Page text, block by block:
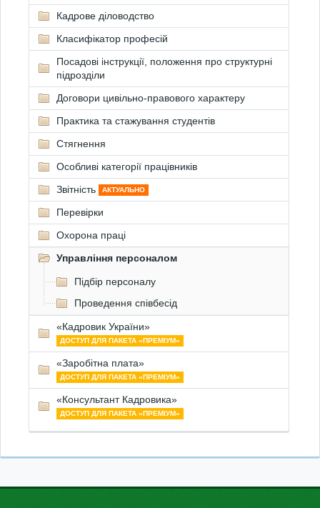
Кадрове діловодство
Класифікатор професій
Посадові інструкції, положення про структурні
підрозділи
Договори цивільно-правового характеру
Практика та стажування студентів
Стягнення
Особливі категорії працівників
Звітність
АКТУАЛЬНО
Перевірки
Охорона праці
Управління персоналом
Підбір персоналу
Проведення співбесід
«Кадровик України»
ДОСТУП ДЛЯ ПАКЕТА «ПРЕМІУМ»
«Заробітна плата»
ДОСТУП ДЛЯ ПАКЕТА «ПРЕМІУМ»
«Консультант Кадровика»
ДОСТУП ДЛЯ ПАКЕТА «ПРЕМІУМ»